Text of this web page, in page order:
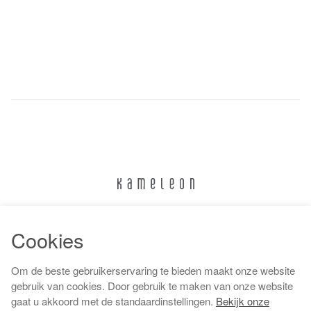
Algemene voorwaarden
Cookies
Om de beste gebruikerservaring te bieden maakt onze website
gebruik van cookies. Door gebruik te maken van onze website
gaat u akkoord met de standaardinstellingen. Bekijk onze